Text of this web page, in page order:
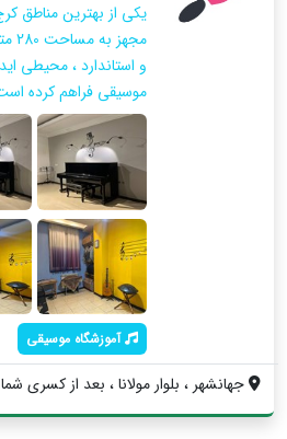
یکی از بهترین مناطق
و استاندارد ، محیطی
موسیقی فراهم کرده
آموزشگاه موسیقی
جهانشهر ، بلوار مولانا ، بعد از کسری